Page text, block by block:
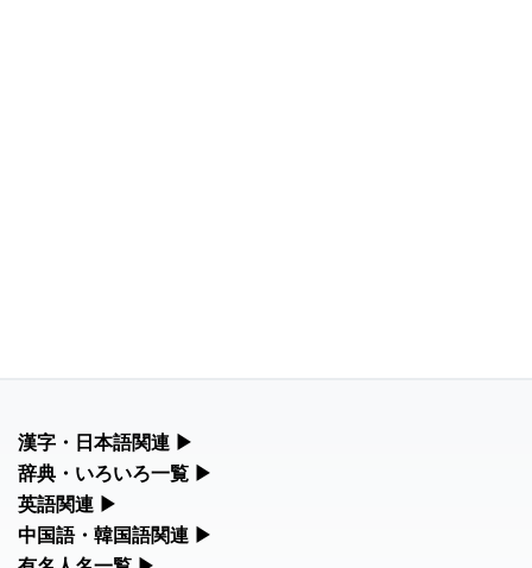
漢字・日本語関連 ▶
漢字の読み方検索、手書き入力、書き順練習など、日本語学習に
人名漢字辞典 - 読み方検索
辞典・いろいろ一覧 ▶
部首・画数別の漢字一覧、熟語辞典、地名・駅名検索など、各種
リファレンスツールです。
英語関連 ▶
カタカナ語・略語の意味検索、発音記号、リスニング練習など英
中国語・韓国語関連 ▶
中国語のピンイン変換、韓国語の手書き入力など、アジア言語学